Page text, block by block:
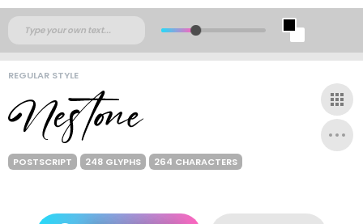
REGULAR STYLE
POSTSCRIPT 248 GLYPHS 264 CHARACTERS